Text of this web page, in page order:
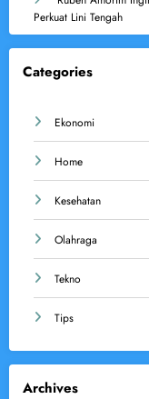
Perkuat Lini Tengah
Categories
Ekonomi
Home
Kesehatan
Olahraga
Tekno
Tips
Archives